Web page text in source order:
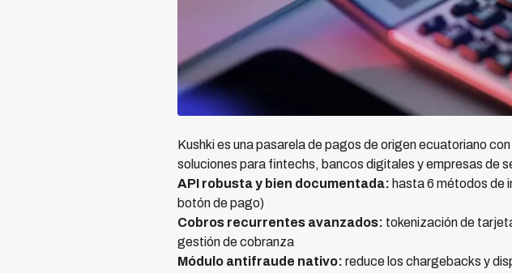
Kushki es una pasarela de pagos de origen ecuatoriano
soluciones para fintechs, bancos digitales y empresas de
API robusta y bien documentada: hasta 6 métodos de
botón de pago)
Cobros recurrentes avanzados: tokenización de
gestión de cobranza
Módulo antifraude nativo: reduce los chargebacks y